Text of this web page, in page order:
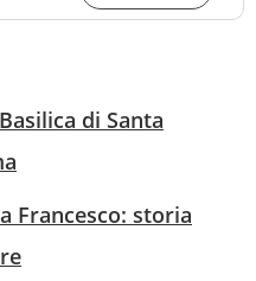
di Santa
Francesco: storia